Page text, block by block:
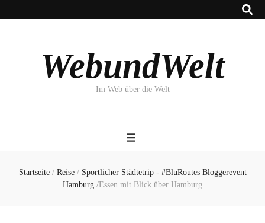
WebundWelt
Im Web über die Welt
Startseite / Reise / Sportlicher Städtetrip - #BluRoutes Bloggerevent
Hamburg /Essen mit Blick über Hamburg